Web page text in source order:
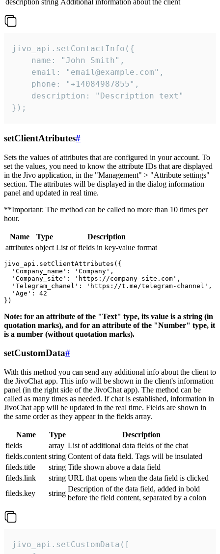
description string Additional information about the client
jivo_api.setContactInfo({
    name: "John Smith",
    email: "email@example.com",
    phone: "+14084987855",
    description: "Description text"
});
setClientAtributes#
Sets the values ​​of attributes that are configured in your account. To
set the values, you need to know the attribute IDs that are displayed
in the Jivo application, in the "Management" > "Attribute settings"
section. The attributes will be displayed in the dialog information
panel and updated in real time.
**Important: The method can be called no more than 10 times per
hour.
Name Type
Description
attributes object List of fields in key-value format
jivo_api.setClientAttributes({
  'Company_name': 'Company',
  'Company_site': 'https://company-site.com',
  'Telegram_chanel': 'https://t.me/telegram-channel',
  'Age': 42
Note: for an attribute of the "Text" type, its value is a string (in
quotation marks), and for an attribute of the "Number" type, it
is a number (without quotation marks).
setCustomData#
With this method you can send any additional info about the client to
the JivoChat app. This info will be shown in the client's information
panel (in the right side of the JivoChat app). The method can be
called as many times as needed. If chat is established, information in
JivoChat app will be updated in the real time. Fields are shown in
the same order as they appear in the fields array.
Name Type
Description
fields
array List of additional data fields of the chat
fields.content string Content of data field. Tags will be insulated
fileds.title
string Title shown above a data field
fileds.link
string URL that opens when the data field is clicked
fileds.key
string
Description of the data field, added in bold
before the field content, separated by a colon
jivo_api.setCustomData([